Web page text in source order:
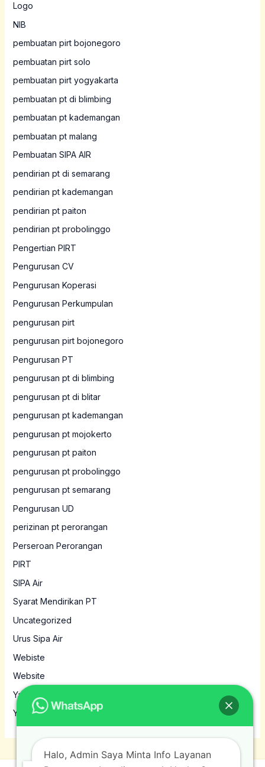
Logo
NIB
pembuatan pirt bojonegoro
pembuatan pirt solo
pembuatan pirt yogyakarta
pembuatan pt di blimbing
pembuatan pt kademangan
pembuatan pt malang
Pembuatan SIPA AIR
pendirian pt di semarang
pendirian pt kademangan
pendirian pt paiton
pendirian pt probolinggo
Pengertian PIRT
Pengurusan CV
Pengurusan Koperasi
Pengurusan Perkumpulan
pengurusan pirt
pengurusan pirt bojonegoro
Pengurusan PT
pengurusan pt di blimbing
pengurusan pt di blitar
pengurusan pt kademangan
pengurusan pt mojokerto
pengurusan pt paiton
pengurusan pt probolinggo
pengurusan pt semarang
Pengurusan UD
perizinan pt perorangan
Perseroan Perorangan
PIRT
SIPA Air
Syarat Mendirikan PT
Uncategorized
Urus Sipa Air
Webiste
Website
Yayasan
Yayasan MBG
Halo, Admin Saya Minta Info Layanan